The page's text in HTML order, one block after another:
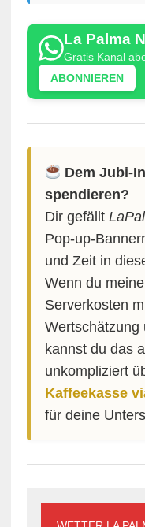
La Palma
Gratis Kanal
ABONNIEREN
Dem Jubi-
spendieren?
Dir gefällt
Pop-up-
und Zeit in
Wenn du
Serverkosten
Wertschätzung
kannst du das
unkompliziert
Kaffeekasse
für deine